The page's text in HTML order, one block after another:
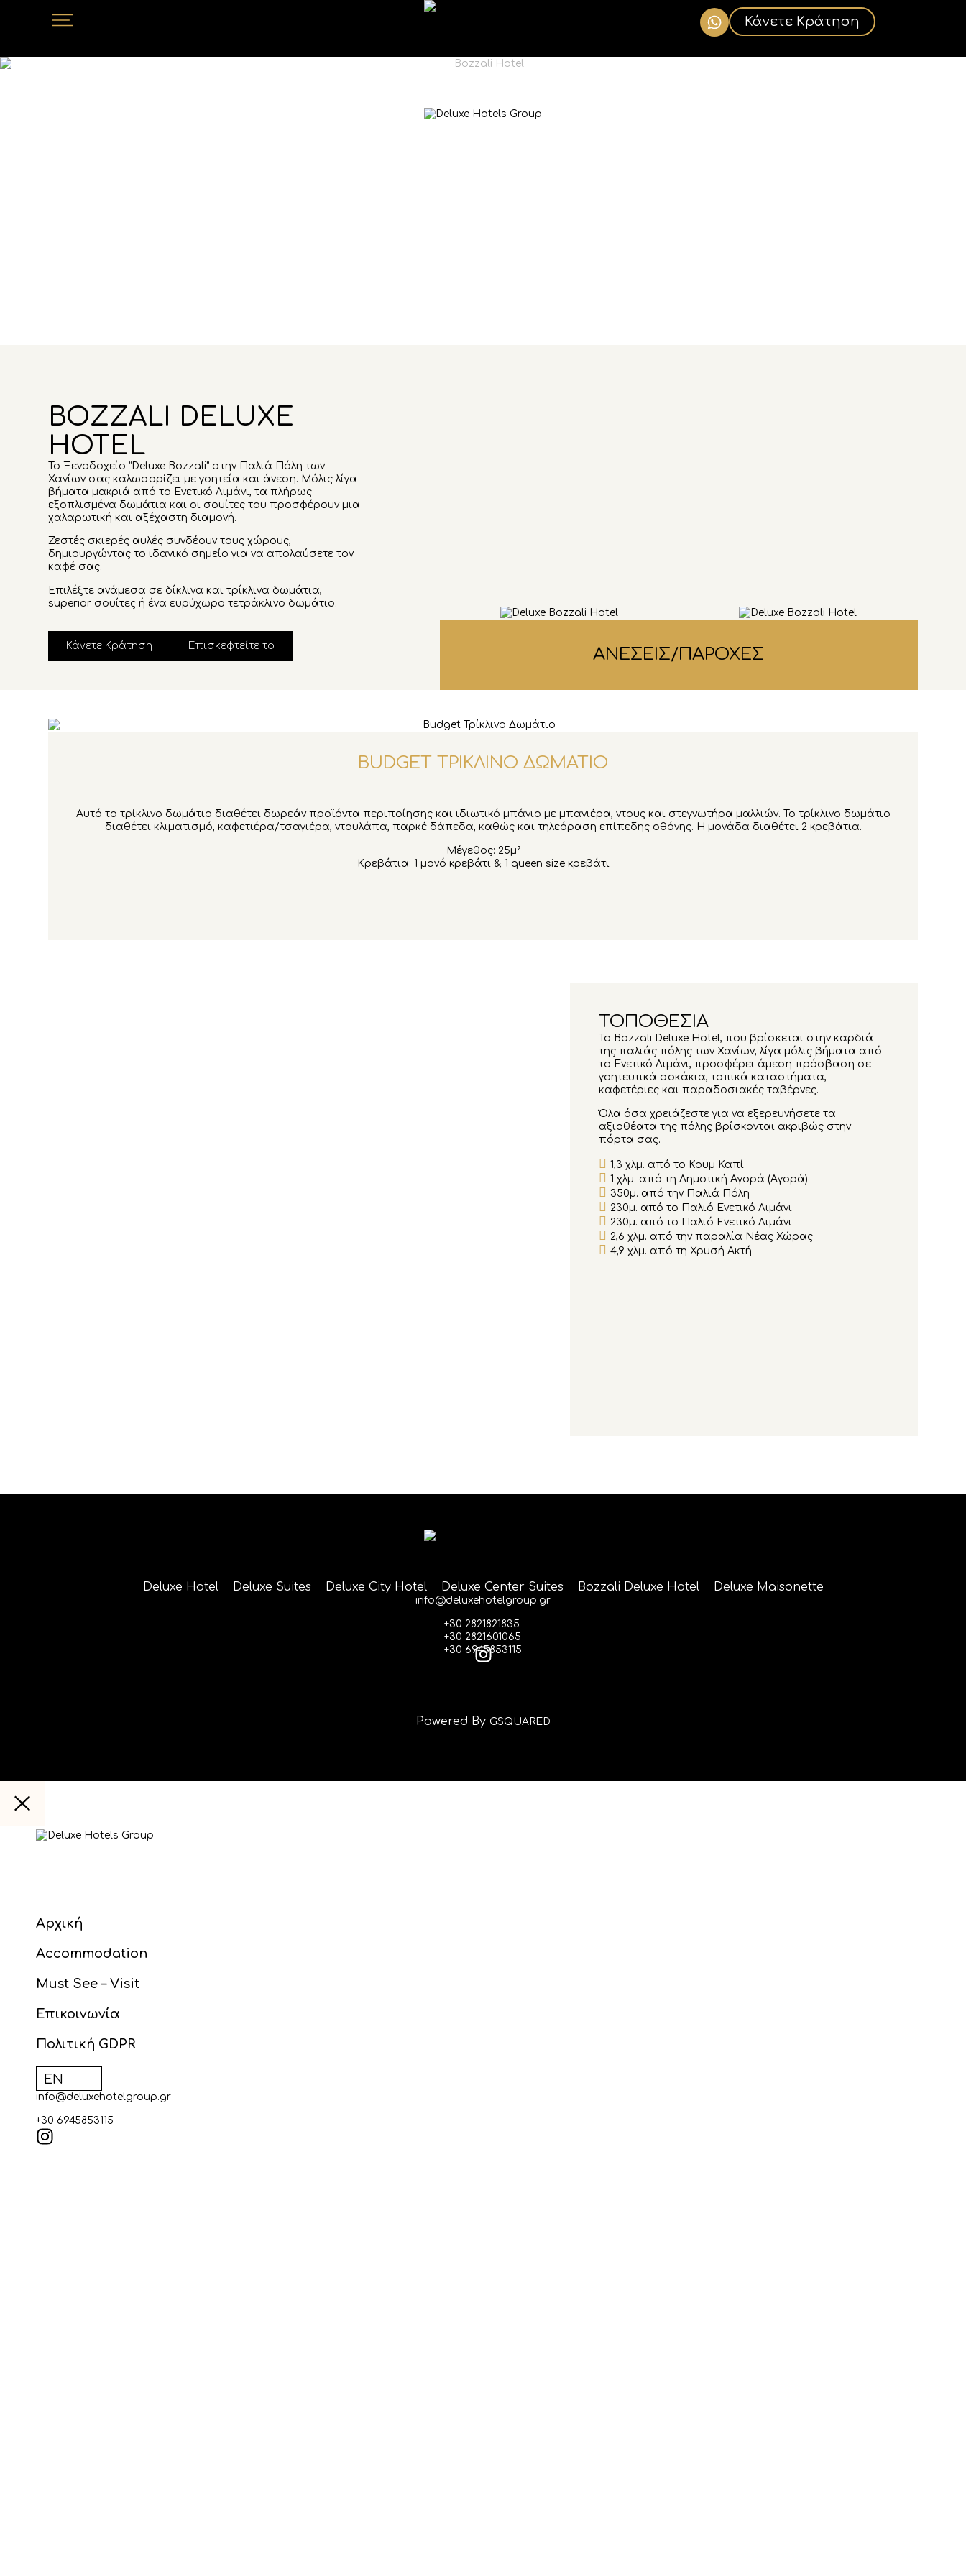
Κάνετε Κράτηση
BOZZALI DELUXE
HOTEL
Το Ξενοδοχείο “Deluxe Bozzali” στην Παλιά Πόλη των
Χανίων σας καλωσορίζει με γοητεία και άνεση. Μόλις λίγα
βήματα μακριά από το Ενετικό Λιμάνι, τα πλήρως
εξοπλισμένα δωμάτια και οι σουίτες του προσφέρουν μια
χαλαρωτική και αξέχαστη διαμονή.
Ζεστές σκιερές αυλές συνδέουν τους χώρους,
δημιουργώντας το ιδανικό σημείο για να απολαύσετε τον
καφέ σας.
Επιλέξτε ανάμεσα σε δίκλινα και τρίκλινα δωμάτια,
superior σουίτες ή ένα ευρύχωρο τετράκλινο δωμάτιο.
Κάνετε Κράτηση Επισκεφτείτε το ΑΝΕΣΕΙΣ/ΠΑΡΟΧΕΣ
BUDGET ΤΡΙΚΛΙΝΟ ΔΩΜΑΤΙΟ
Αυτό το τρίκλινο δωμάτιο διαθέτει δωρεάν προϊόντα περιποίησης και ιδιωτικό μπάνιο με μπανιέρα, ντους και στεγνωτήρα μαλλιών. Το τρίκλινο δωμάτιο
διαθέτει κλιματισμό, καφετιέρα/τσαγιέρα, ντουλάπα, παρκέ δάπεδα, καθώς και τηλεόραση επίπεδης οθόνης. Η μονάδα διαθέτει 2 κρεβάτια.
Μέγεθος: 25μ²
Κρεβάτια: 1 μονό κρεβάτι & 1 queen size κρεβάτι
ΤΟΠΟΘΕΣΙΑ
Το Bozzali Deluxe Hotel, που βρίσκεται στην καρδιά
της παλιάς πόλης των Χανίων, λίγα μόλις βήματα από
το Ενετικό Λιμάνι, προσφέρει άμεση πρόσβαση σε
γοητευτικά σοκάκια, τοπικά καταστήματα,
καφετέριες και παραδοσιακές ταβέρνες.
Όλα όσα χρειάζεστε για να εξερευνήσετε τα
αξιοθέατα της πόλης βρίσκονται ακριβώς στην
πόρτα σας.
1,3 χλμ. από το Κουμ Καπί
1 χλμ. από τη Δημοτική Αγορά (Αγορά)
350μ. από την Παλιά Πόλη
230μ. από το Παλιό Ενετικό Λιμάνι
230μ. από το Παλιό Ενετικό Λιμάνι
2,6 χλμ. από την παραλία Νέας Χώρας
4,9 χλμ. από τη Χρυσή Ακτή
Deluxe Hotel Deluxe Suites Deluxe City Hotel Deluxe Center Suites Bozzali Deluxe Hotel Deluxe Maisonette
info@deluxehotelgroup.gr
+30 2821821835
+30 2821601065
+30 6945853115
Powered By GSQUARED
Αρχική
Accommodation
Must See – Visit
Επικοινωνία
Πολιτική GDPR
EN
info@deluxehotelgroup.gr
+30 6945853115